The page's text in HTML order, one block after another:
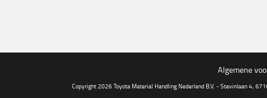
Algemene
Copyright 2026 Toyota Material Handling Nederland B.V. - Stevinlaan 4,